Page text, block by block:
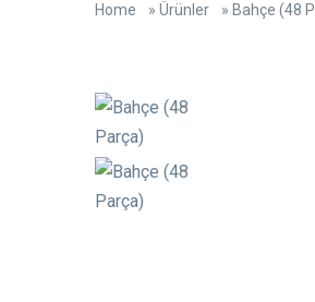
Home » Ürünler » Bahçe (48